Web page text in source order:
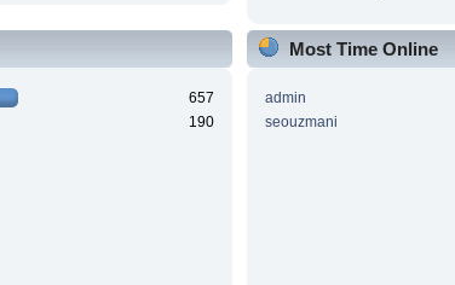
657
190
Most Time Online
admin
seouzmani